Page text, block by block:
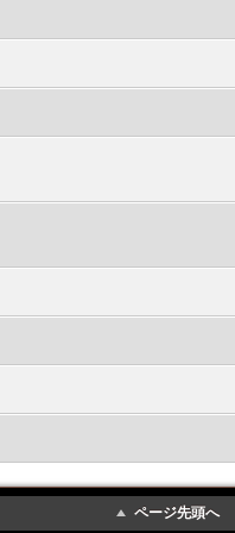
ページ先頭へ